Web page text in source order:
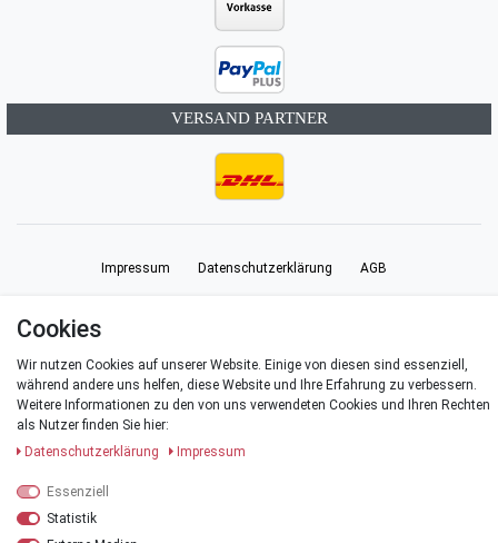
VERSAND PARTNER
Impressum Daten­schutz­erklärung AGB
Barrierefreiheitserklärung
Kontakt
*Alle Preise verstehen sich inklusive der Mehrwertsteuer, zuzüglich der
Cookies
Wir nutzen Cookies auf unserer Website. Einige von diesen sind essenziell,
während andere uns helfen, diese Website und Ihre Erfahrung zu verbessern.
Weitere Informationen zu den von uns verwendeten Cookies und Ihren Rechten
als Nutzer finden Sie hier:
Daten­schutz­erklärung
Impressum
Essenziell
Statistik